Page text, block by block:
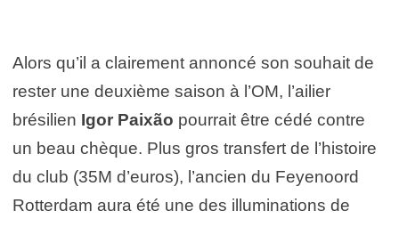
Alors qu’il a clairement annoncé son souhait de
rester une deuxième saison à l’OM, l’ailier
brésilien Igor Paixão pourrait être cédé contre
un beau chèque. Plus gros transfert de l’histoire
du club (35M d’euros), l’ancien du Feyenoord
Rotterdam aura été une des illuminations de